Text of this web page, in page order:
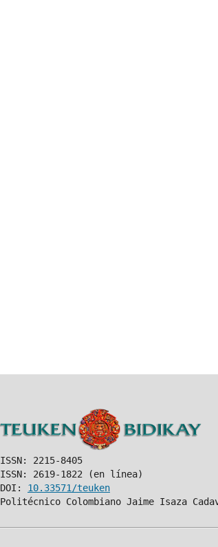
ISSN: 2215-8405
ISSN: 2619-1822 (en línea)
DOI: 10.33571/teuken
Politécnico Colombiano Jaime Isaza